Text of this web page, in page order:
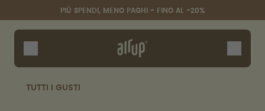
Salta al contenuto principale
Dichiarazione di Accessibilità
PIÙ SPENDI, MENO PAGHI - FINO AL -20%
Borracce
Pod
Accessori
TUTTI I GUSTI